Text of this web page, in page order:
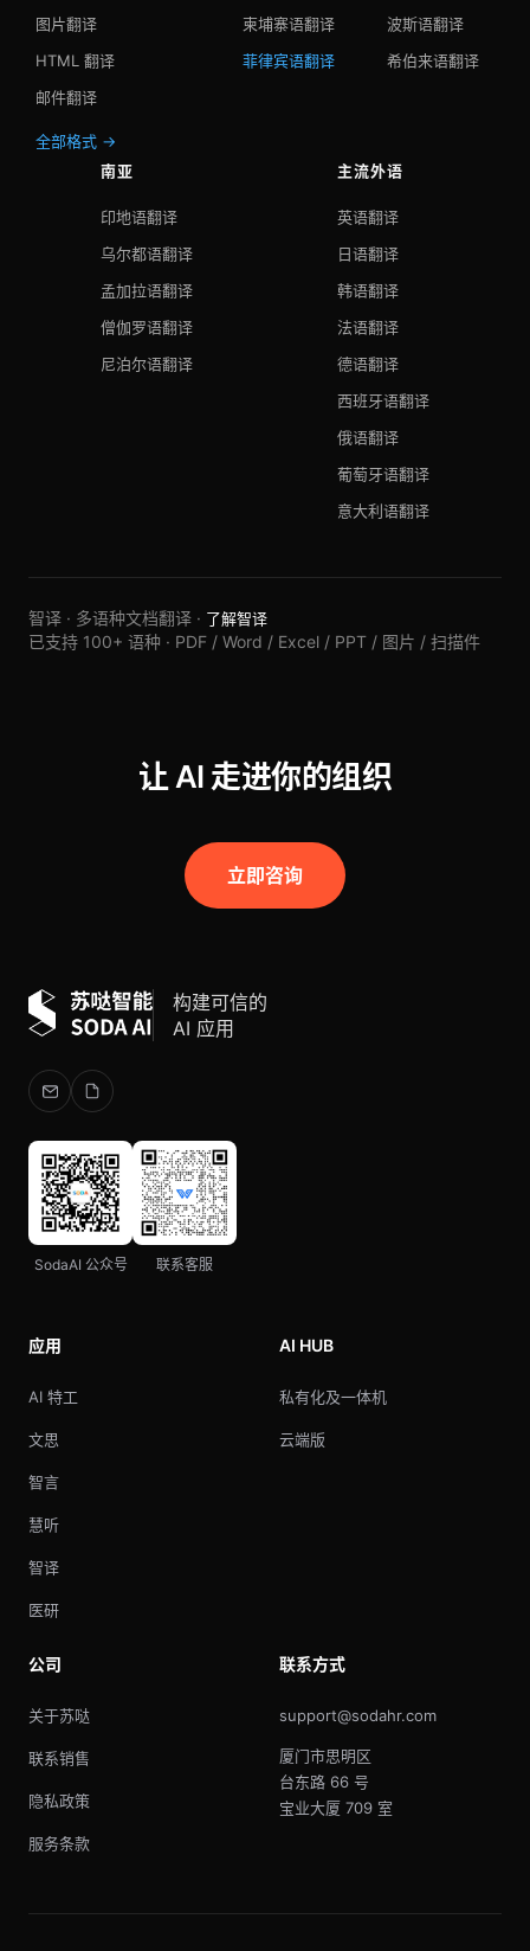
图片翻译
HTML 翻译
邮件翻译
全部格式 →
柬埔寨语翻译
菲律宾语翻译
波斯语翻译
希伯来语翻译
南亚
印地语翻译
乌尔都语翻译
孟加拉语翻译
僧伽罗语翻译
尼泊尔语翻译
主流外语
英语翻译
日语翻译
韩语翻译
法语翻译
德语翻译
西班牙语翻译
俄语翻译
葡萄牙语翻译
意大利语翻译
智译 · 多语种文档翻译 · 了解智译
已支持 100+ 语种 · PDF / Word / Excel / PPT / 图片 / 扫描件
让 AI 走进你的组织
立即咨询
构建可信的
AI 应用
SodaAI 公众号 联系客服
应用
AI 特工
文思
智言
慧听
智译
医研
AI HUB
私有化及一体机
云端版
公司
关于苏哒
联系销售
隐私政策
服务条款
联系方式
support@sodahr.com
厦门市思明区
台东路 66 号
宝业大厦 709 室